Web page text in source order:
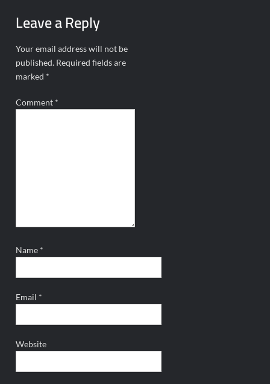
Leave a Reply
Your email address will not be
published. Required fields are
marked *
Comment *
Name *
Email *
Website